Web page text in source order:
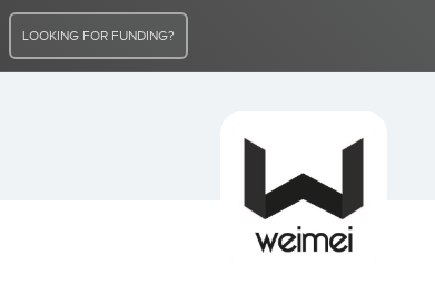
LOOKING FOR FUNDING?